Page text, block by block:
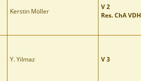
Kerstin Möller
V 2
Res. ChA VDH
Y. Yilmaz V 3